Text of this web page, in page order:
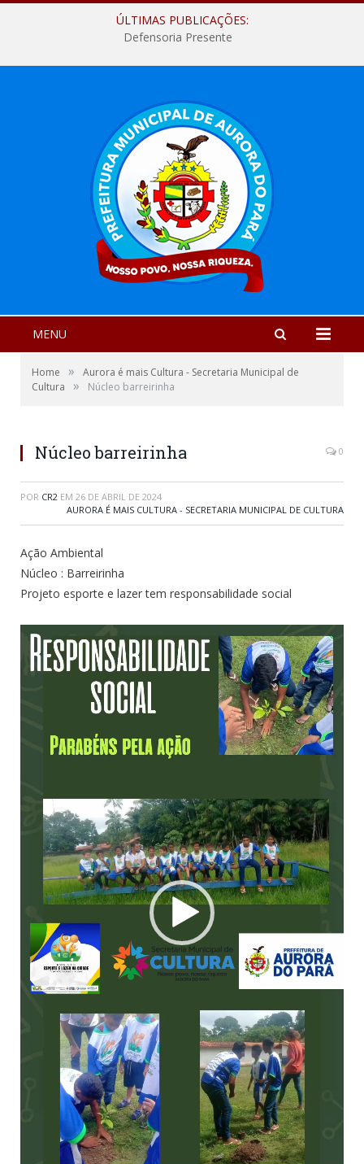
ÚLTIMAS PUBLICAÇÕES:
Defensoria Presente
MENU
Home »
Aurora é mais Cultura - Secretaria Municipal de
Cultura
» Núcleo barreirinha
Núcleo barreirinha 0
POR CR2 EM 26 DE ABRIL DE 2024
AURORA É MAIS CULTURA - SECRETARIA MUNICIPAL DE CULTURA
Ação Ambiental
Núcleo : Barreirinha
Projeto esporte e lazer tem responsabilidade social
Tocador
vídeo